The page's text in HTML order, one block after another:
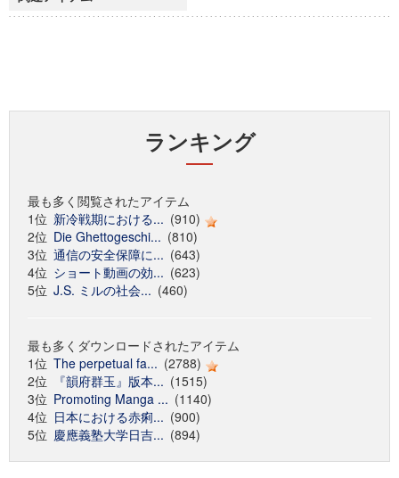
ランキング
最も多く閲覧されたアイテム
1位 新冷戦期における... (910)
2位 Die Ghettogeschi... (810)
3位 通信の安全保障に... (643)
4位 ショート動画の効... (623)
5位 J.S. ミルの社会... (460)
最も多くダウンロードされたアイテム
1位 The perpetual fa... (2788)
2位
『韻府群玉』版本... (1515)
3位 Promoting Manga ... (1140)
4位 日本における赤痢... (900)
5位 慶應義塾大学日吉... (894)